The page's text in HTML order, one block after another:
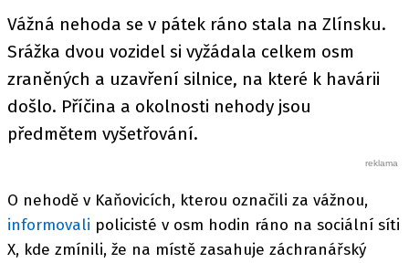
Vážná nehoda se v pátek ráno stala na Zlínsku.
Srážka dvou vozidel si vyžádala celkem osm
zraněných a uzavření silnice, na které k havárii
došlo. Příčina a okolnosti nehody jsou
předmětem vyšetřování.
O nehodě v Kaňovicích, kterou označili za vážnou,
informovali policisté v osm hodin ráno na sociální síti
X, kde zmínili, že na místě zasahuje záchranářský